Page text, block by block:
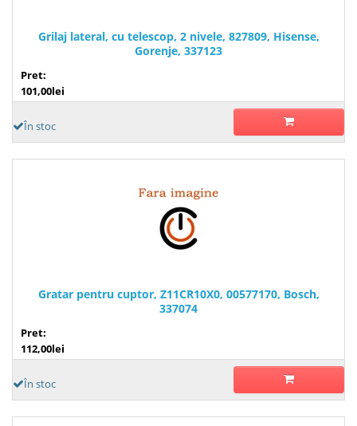
Grilaj lateral, cu telescop, 2 nivele, 827809, Hisense,
Gorenje, 337123
Pret:
101,00lei
În stoc
Gratar pentru cuptor, Z11CR10X0, 00577170, Bosch,
337074
Pret:
112,00lei
În stoc